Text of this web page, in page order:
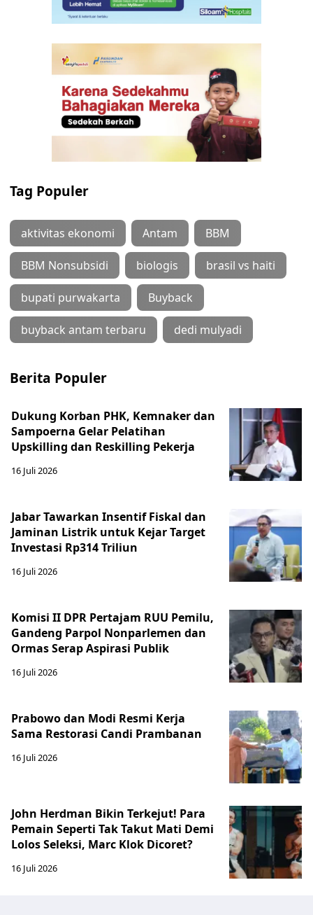
Tag Populer
aktivitas ekonomi Antam BBM
BBM Nonsubsidi biologis brasil vs haiti
bupati purwakarta Buyback
buyback antam terbaru dedi mulyadi
Berita Populer
Dukung Korban PHK, Kemnaker dan
Sampoerna Gelar Pelatihan
Upskilling dan Reskilling Pekerja
16 Juli 2026
Jabar Tawarkan Insentif Fiskal dan
Jaminan Listrik untuk Kejar Target
Investasi Rp314 Triliun
16 Juli 2026
Komisi II DPR Pertajam RUU Pemilu,
Gandeng Parpol Nonparlemen dan
Ormas Serap Aspirasi Publik
16 Juli 2026
Prabowo dan Modi Resmi Kerja
Sama Restorasi Candi Prambanan
16 Juli 2026
John Herdman Bikin Terkejut! Para
Pemain Seperti Tak Takut Mati Demi
Lolos Seleksi, Marc Klok Dicoret?
16 Juli 2026